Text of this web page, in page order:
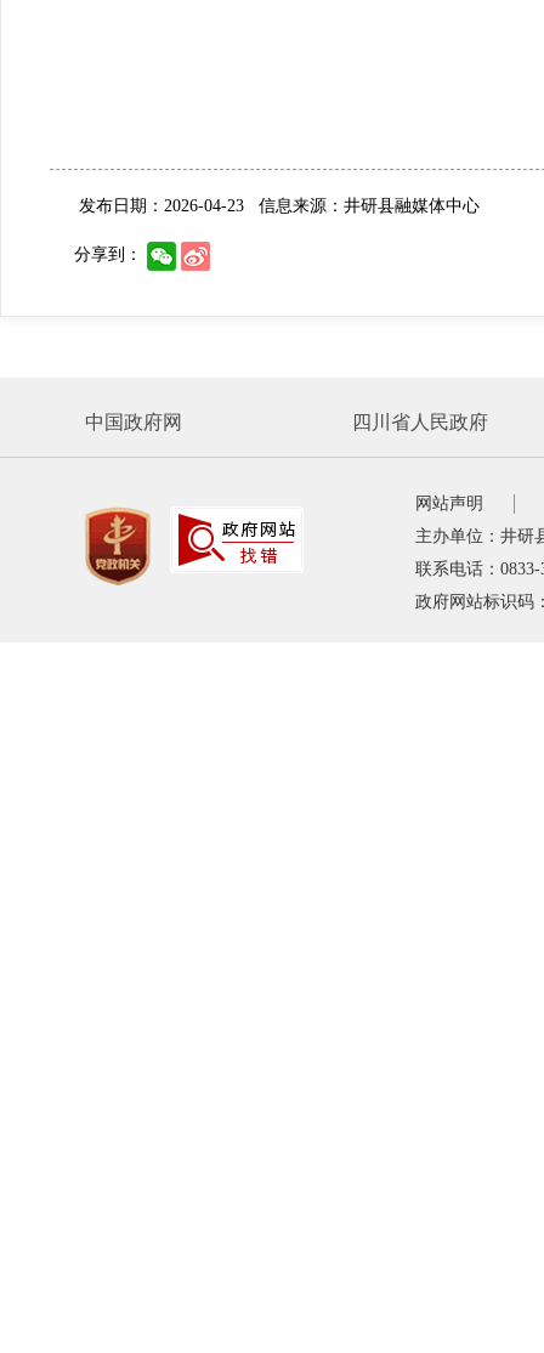
发布日期：2026-04-23 信息来源：井研县融媒体中心
分享到：
中国政府网 四川省人民政府
网站声明
主办单位：井研
联系电话：
政府网站标识码